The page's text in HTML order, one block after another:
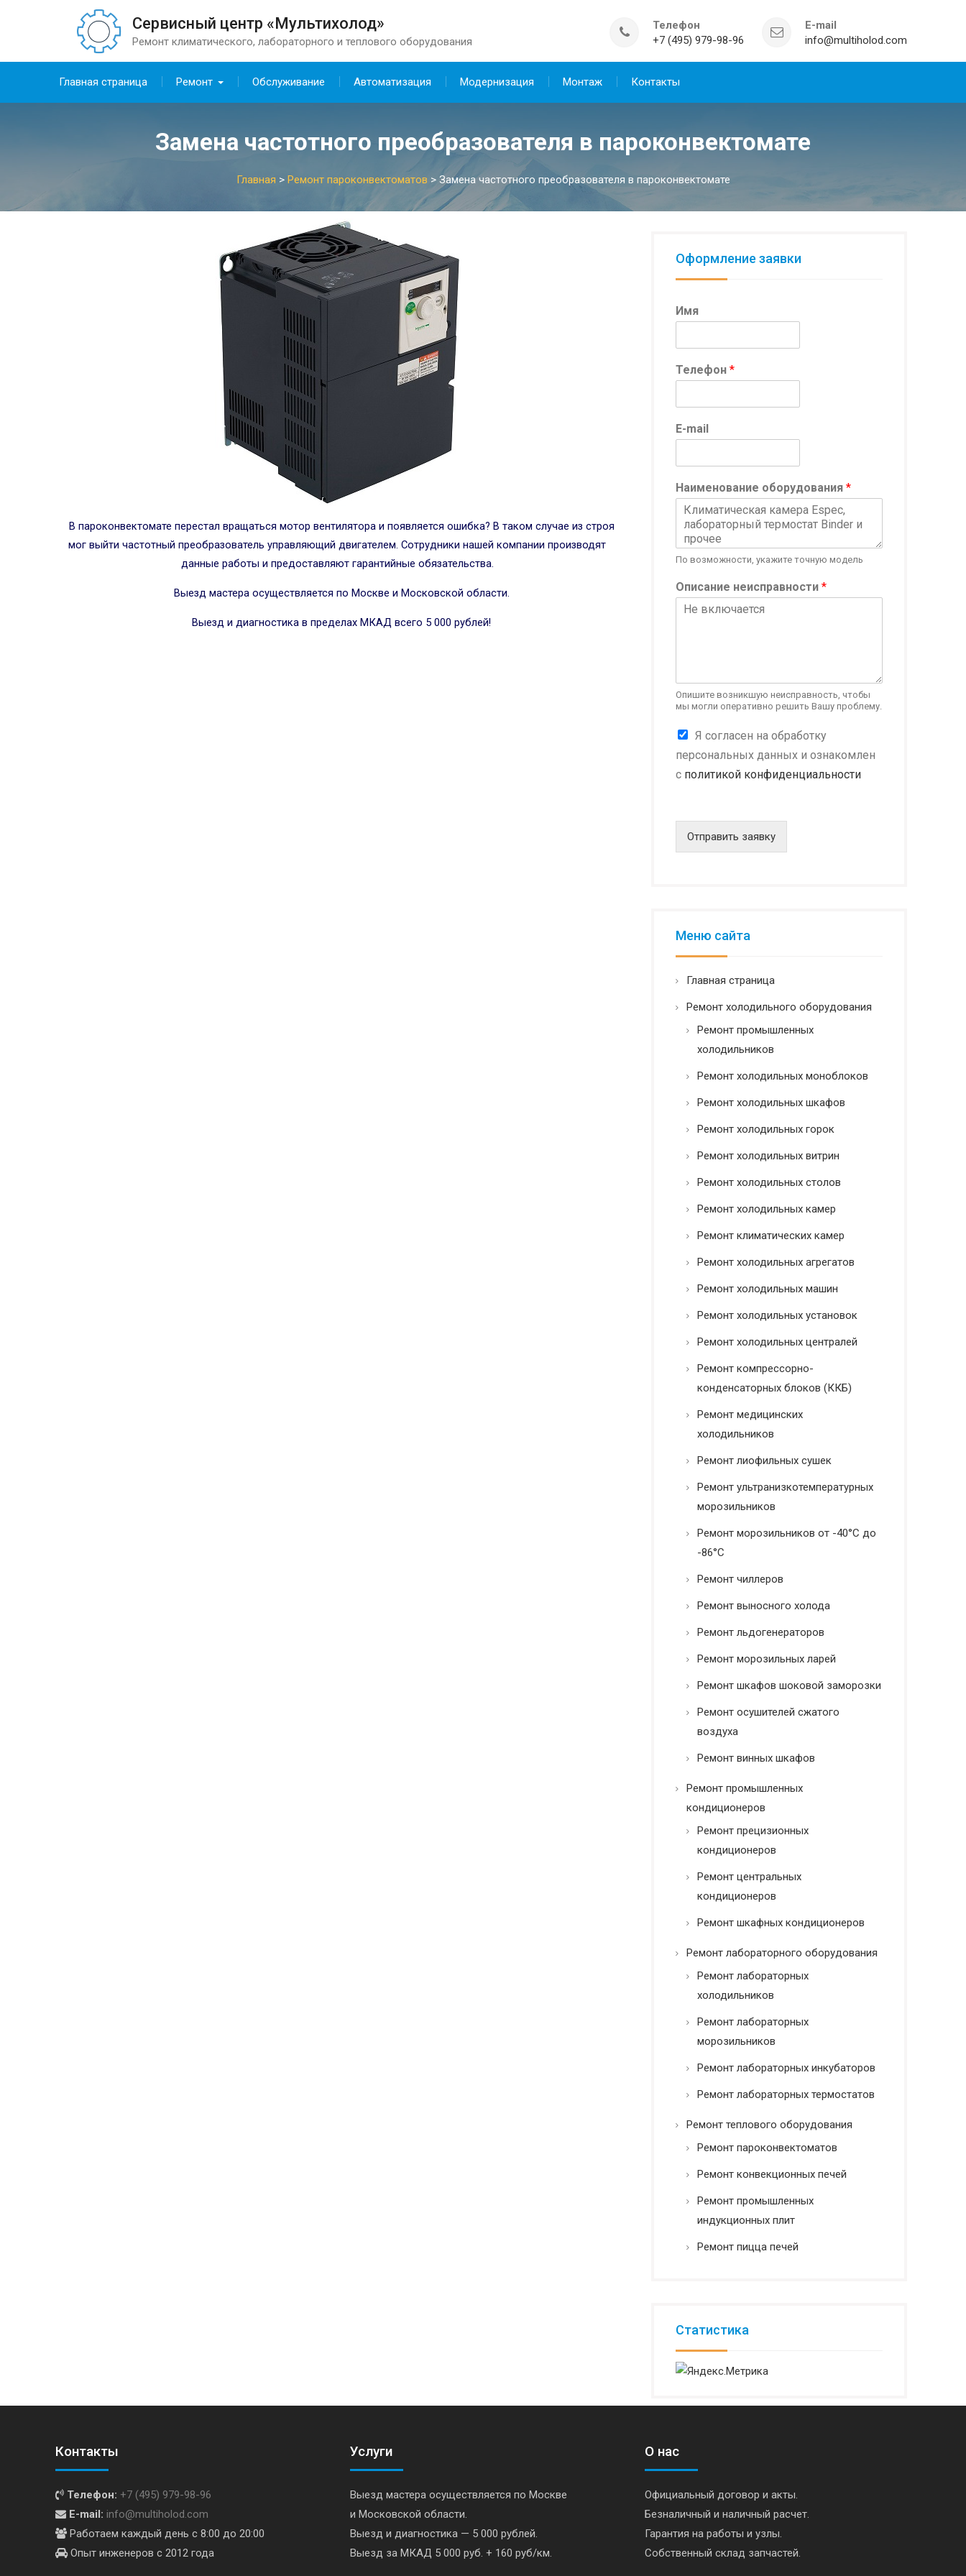
Сервисный центр «Мультихолод»
Ремонт климатического, лабораторного и теплового оборудования
Телефон
+7 (495) 979-98-96
E-mail
info@multiholod.com
Главная страница Ремонт Обслуживание Автоматизация Модернизация Монтаж Контакты
Замена частотного преобразователя в пароконвектомате
Главная > Ремонт пароконвектоматов > Замена частотного преобразователя в пароконвектомате
В пароконвектомате перестал вращаться мотор вентилятора и появляется ошибка? В таком случае из строя
мог выйти частотный преобразователь управляющий двигателем. Сотрудники нашей компании производят
данные работы и предоставляют гарантийные обязательства.
Выезд мастера осуществляется по Москве и Московской области.
Выезд и диагностика в пределах МКАД всего 5 000 рублей!
Оформление заявки
Имя
Телефон*
E-mail
Т
е
ф
о
н
Н
а
в
а
н
е
*
Наименование оборудования*
По возможности, укажите точную модель
Описание неисправности*
Опишите возникшую неисправность, чтобы
мы могли оперативно решить Вашу проблему.
К
н
ф
е
о
ь
Я согласен на обработку
персональных данных и ознакомлен
с политикой конфиденциальности
Отправить заявку
Меню сайта
Главная страница
Ремонт холодильного оборудования
Ремонт промышленных
холодильников
Ремонт холодильных моноблоков
Ремонт холодильных шкафов
Ремонт холодильных горок
Ремонт холодильных витрин
Ремонт холодильных столов
Ремонт холодильных камер
Ремонт климатических камер
Ремонт холодильных агрегатов
Ремонт холодильных машин
Ремонт холодильных установок
Ремонт холодильных централей
Ремонт компрессорно-
конденсаторных блоков (ККБ)
Ремонт медицинских
холодильников
Ремонт лиофильных сушек
Ремонт ультранизкотемпературных
морозильников
Ремонт морозильников от -40°C до
-86°C
Ремонт чиллеров
Ремонт выносного холода
Ремонт льдогенераторов
Ремонт морозильных ларей
Ремонт шкафов шоковой заморозки
Ремонт осушителей сжатого
воздуха
Ремонт винных шкафов
Ремонт промышленных
кондиционеров
Ремонт прецизионных
кондиционеров
Ремонт центральных
кондиционеров
Ремонт шкафных кондиционеров
Ремонт лабораторного оборудования
Ремонт лабораторных
холодильников
Ремонт лабораторных
морозильников
Ремонт лабораторных инкубаторов
Ремонт лабораторных термостатов
Ремонт теплового оборудования
Ремонт пароконвектоматов
Ремонт конвекционных печей
Ремонт промышленных
индукционных плит
Ремонт пицца печей
Статистика
Контакты
Телефон: +7 (495) 979-98-96
E-mail: info@multiholod.com
Работаем каждый день с 8:00 до 20:00
Опыт инженеров с 2012 года
Услуги
Выезд мастера осуществляется по Москве
и Московской области.
Выезд и диагностика — 5 000 рублей.
Выезд за МКАД 5 000 руб. + 160 руб/км.
О нас
Официальный договор и акты.
Безналичный и наличный расчет.
Гарантия на работы и узлы.
Собственный склад запчастей.